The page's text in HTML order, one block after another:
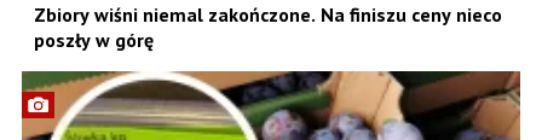
Zbiory wiśni niemal zakończone. Na finiszu ceny nieco
poszły w górę